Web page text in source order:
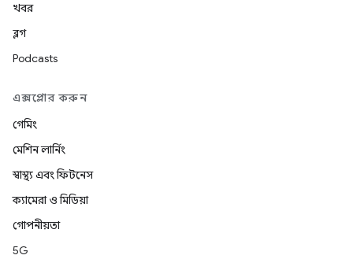
খবর
ব্লগ
Podcasts
এক্সপ্লোর করুন
গেমিং
মেশিন লার্নিং
স্বাস্থ্য এবং ফিটনেস
ক্যামেরা ও মিডিয়া
গোপনীয়তা
5G